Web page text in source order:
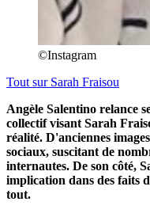
©Instagram
Tout sur Sarah Fraisou
Angèle Salentino relance
collectif visant Sarah
réalité. D'anciennes
sociaux, suscitant de
internautes. De son côté,
implication dans des faits
tout.